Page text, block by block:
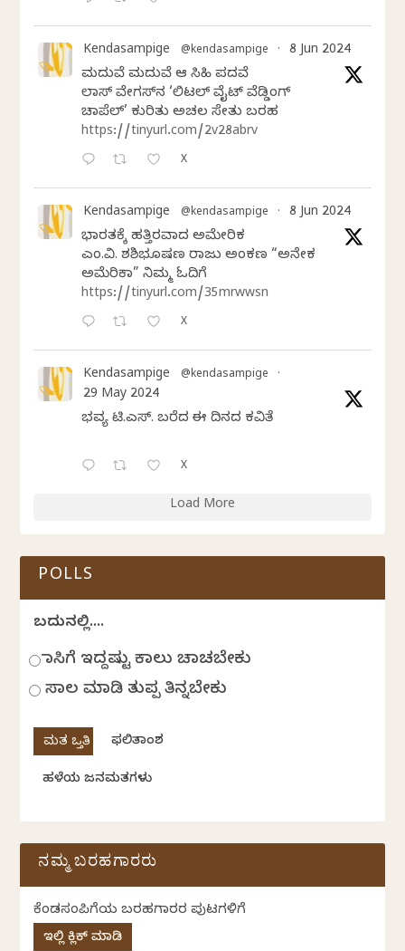
Kendasampige @kendasampige · 8 Jun 2024
ಮದುವೆ ಮದುವೆ ಆ ಸಿಹಿ ಪದವೆ
ಲಾಸ್‌ ವೇಗಸ್‌ನ ‘ಲಿಟಲ್ ವೈಟ್ ವೆಡ್ಡಿಂಗ್
ಚಾಪೆಲ್’ ಕುರಿತು ಅಚಲ ಸೇತು ಬರಹ
https://tinyurl.com/2v28abrv
X
Kendasampige @kendasampige · 8 Jun 2024
ಭಾರತಕ್ಕೆ ಹತ್ತಿರವಾದ ಅಮೇರಿಕ
ಎಂ.ವಿ. ಶಶಿಭೂಷಣ ರಾಜು ಅಂಕಣ “ಅನೇಕ
ಅಮೆರಿಕಾ” ನಿಮ್ಮ ಓದಿಗೆ
https://tinyurl.com/35mrwwsn
X
Kendasampige @kendasampige ·
29 May 2024
ಭವ್ಯ ಟಿ.ಎಸ್. ಬರೆದ ಈ ದಿನದ ಕವಿತೆ
X
Load More
POLLS
ಬದುಕಿನಲ್ಲಿ....
ಹಾಸಿಗೆ ಇದ್ದಷ್ಟು ಕಾಲು ಚಾಚಬೇಕು
ಸಾಲ ಮಾಡಿ ತುಪ್ಪ ತಿನ್ನಬೇಕು
ಫಲಿತಾಂಶ
ಹಳೆಯ ಜನಮತಗಳು
ನಮ್ಮ ಬರಹಗಾರರು
ಕೆಂಡಸಂಪಿಗೆಯ ಬರಹಗಾರರ ಪುಟಗಳಿಗೆ
ಇಲ್ಲಿ ಕ್ಲಿಕ್ ಮಾಡಿ